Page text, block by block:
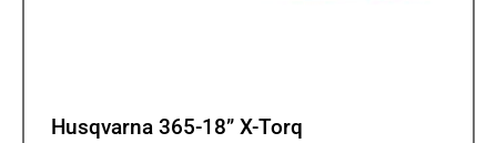
Husqvarna 365-18” X-Torq